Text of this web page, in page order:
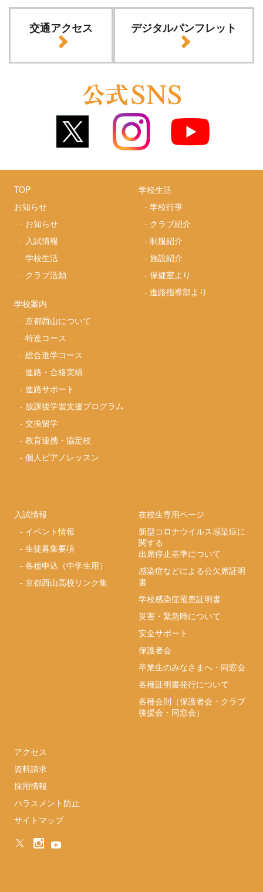
交通アクセス デジタルパンフレット
TOP
お知らせ
- お知らせ
- 入試情報
-学校生活
- クラブ活動
学校案内
-京都西山について
-特進コース
-総合進学コース
-進路・合格実績
-進路サポート
- 放課後学習支援プログラム
-交換留学
-教育連携・協定校
-個人ピアノレッスン
学校生活
-学校行事
- クラブ紹介
-制服紹介
-施設紹介
-保健室より
-進路指導部より
入試情報
- イベント情報
-生徒募集要項
-各種申込（中学生用）
-京都西山高校リンク集
在校生専用ページ
新型コロナウイルス感染症に
関する
出席停止基準について
感染症などによる公欠席証明
書
学校感染症罹患証明書
災害・緊急時について
安全サポート
保護者会
卒業生のみなさまへ・同窓会
各種証明書発行について
各種会則（保護者会・クラブ
後援会・同窓会）
アクセス
資料請求
採用情報
ハラスメント防止
サイトマップ